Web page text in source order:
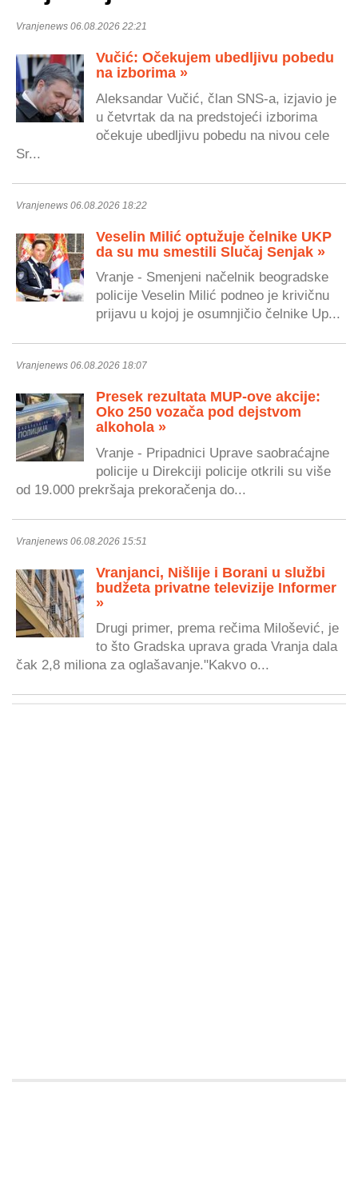
Vranjenews 06.08.2026 22:21
Vučić: Očekujem ubedljivu pobedu
na izborima »
Aleksandar Vučić, član SNS-a, izjavio je
u četvrtak da na predstojeći izborima
očekuje ubedljivu pobedu na nivou cele
Sr...
Vranjenews 06.08.2026 18:22
Veselin Milić optužuje čelnike UKP
da su mu smestili Slučaj Senjak »
Vranje - Smenjeni načelnik beogradske
policije Veselin Milić podneo je krivičnu
prijavu u kojoj je osumnjičio čelnike Up...
Vranjenews 06.08.2026 18:07
Presek rezultata MUP-ove akcije:
Oko 250 vozača pod dejstvom
alkohola »
Vranje - Pripadnici Uprave saobraćajne
policije u Direkciji policije otkrili su više
od 19.000 prekršaja prekoračenja do...
Vranjenews 06.08.2026 15:51
Vranjanci, Nišlije i Borani u službi
budžeta privatne televizije Informer
»
Drugi primer, prema rečima Milošević, je
to što Gradska uprava grada Vranja dala
čak 2,8 miliona za oglašavanje."Kakvo o...